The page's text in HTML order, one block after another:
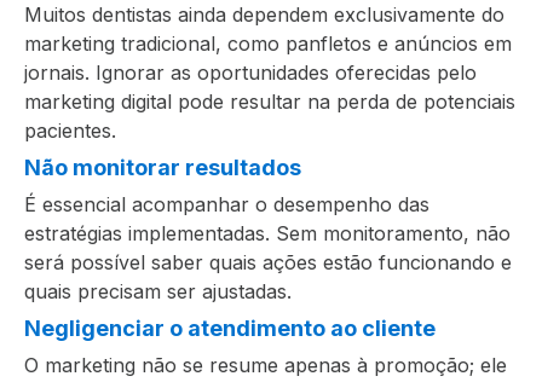
Muitos dentistas ainda dependem exclusivamente do
marketing tradicional, como panfletos e anúncios em
jornais. Ignorar as oportunidades oferecidas pelo
marketing digital pode resultar na perda de potenciais
pacientes.
Não monitorar resultados
É essencial acompanhar o desempenho das
estratégias implementadas. Sem monitoramento, não
será possível saber quais ações estão funcionando e
quais precisam ser ajustadas.
Negligenciar o atendimento ao cliente
O marketing não se resume apenas à promoção; ele